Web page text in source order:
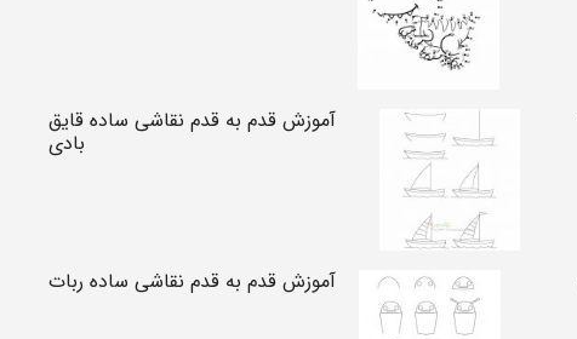
آموزش قدم به قدم نقاشی ساده قایق
بادی
آموزش قدم به قدم نقاشی ساده ربات